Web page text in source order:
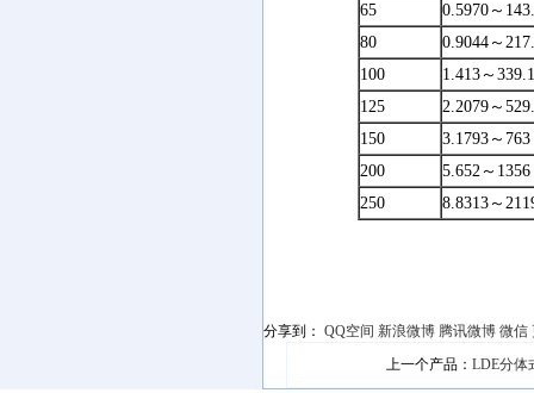
65
0.5970～
80
0.9044～
100
1.413～
125
2.2079～
150
3.1793～763
200
5.652～1356
250
8.8313～
分享到： QQ空间 新浪微博 腾讯微博 微信
上一个产品： LDE分体